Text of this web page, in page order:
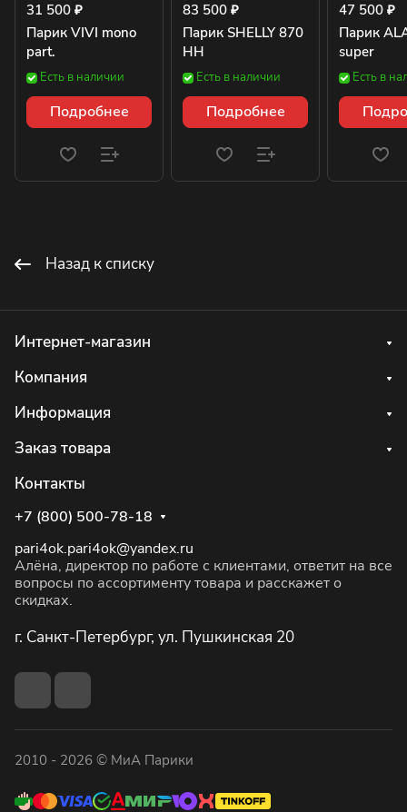
31 500 ₽
Парик VIVI mono
part.
Есть в наличии
Подробнее
83 500 ₽
Парик SHELLY 870
HH
Есть в наличии
Подробнее
47 500 ₽
Парик
super
Есть в
Назад к списку
Интернет-магазин
Компания
Информация
Заказ товара
Контакты
+7 (800) 500-78-18
pari4ok.pari4ok@yandex.ru
Алёна, директор по работе с клиентами, ответит на все
вопросы по ассортименту товара и расскажет о
скидках.
г. Санкт-Петербург, ул. Пушкинская 20
2010 - 2026 © МиА Парики